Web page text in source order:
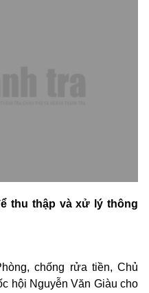
thu thập và xử lý thông
chống rửa tiền, Chủ
hội Nguyễn Văn Giàu cho